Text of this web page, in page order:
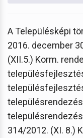
A Településképi
2016. december
(XII.5.) Korm.
314/2012. (XI. 8.)